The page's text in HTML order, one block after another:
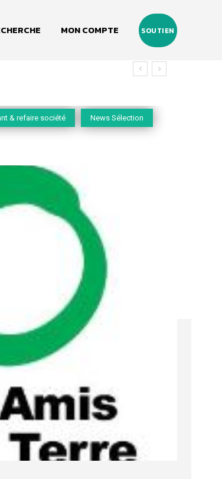
MON COMPTE SOUTIEN
& refaire société News Sélection